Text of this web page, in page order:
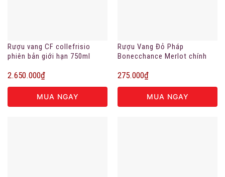
Rượu vang CF collefrisio
phiên bản giới hạn 750ml
2.650.000₫
MUA NGAY
Rượu Vang Đỏ Pháp
Bonecchance Merlot chính
275.000₫
MUA NGAY